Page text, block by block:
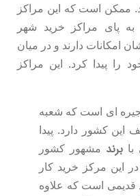
ممکن است که این مراکز
پای مراکز خرید شهر
امکانات دارند و در میان
را پیدا کرد. این مراکز
ای است که شعبه
کشور دارد. پیدا
بابرند مشهور کشور
در این مرکز خرید کار
است که علاوه